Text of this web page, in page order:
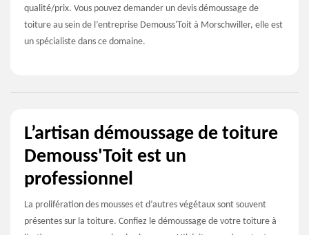
qualité/prix. Vous pouvez demander un devis démoussage de
toiture au sein de l’entreprise Demouss'Toit à Morschwiller, elle est
un spécialiste dans ce domaine.
L’artisan démoussage de toiture
Demouss'Toit est un
professionnel
La prolifération des mousses et d’autres végétaux sont souvent
présentes sur la toiture. Confiez le démoussage de votre toiture à